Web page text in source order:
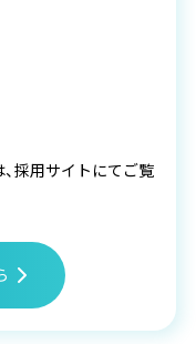
採用サイトにてご覧